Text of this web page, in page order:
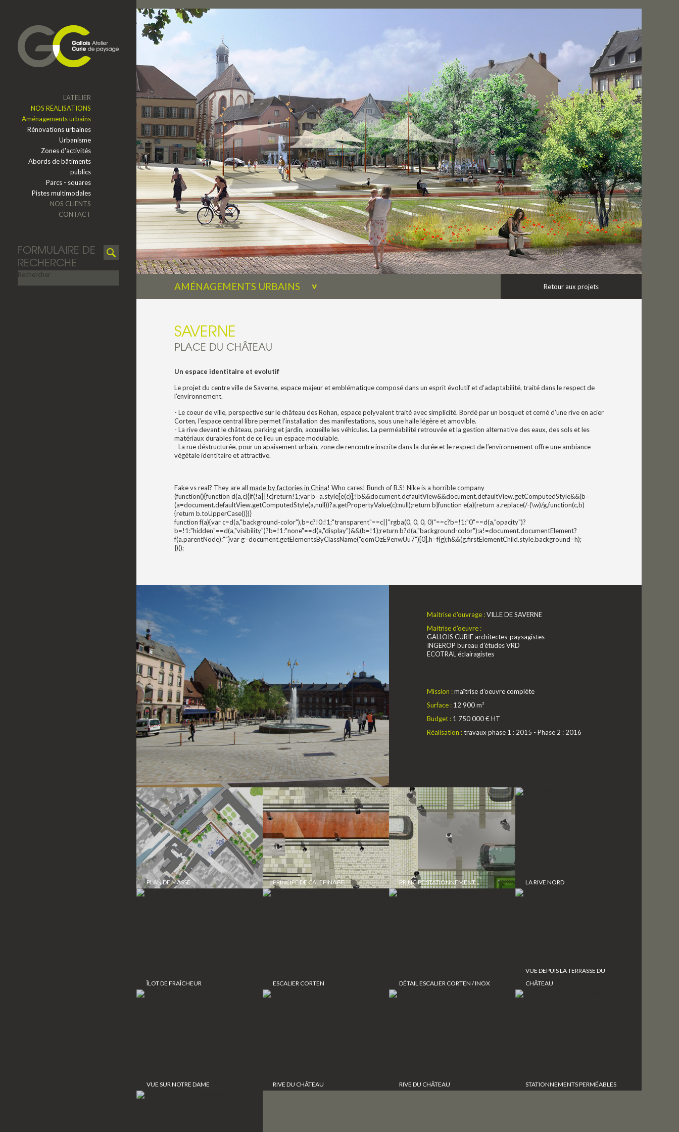
L'ATELIER
NOS RÉALISATIONS
Aménagements urbains
Rénovations urbaines
Urbanisme
Zones d'activités
Abords de bâtiments
publics
Parcs - squares
Pistes multimodales
NOS CLIENTS
CONTACT
FORMULAIRE DE
RECHERCHE
Rechercher
AMÉNAGEMENTS URBAINS Retour aux projets
SAVERNE
PLACE DU CHÂTEAU
Un espace identitaire et evolutif
Le projet du centre ville de Saverne, espace majeur et emblématique composé dans un esprit évolutif et d’adaptabilité, traité dans le respect de
l’environnement.
- Le coeur de ville, perspective sur le château des Rohan, espace polyvalent traité avec simplicité. Bordé par un bosquet et cerné d’une rive en acier
Corten, l’espace central libre permet l’installation des manifestations, sous une halle légère et amovible.
- La rive devant le château, parking et jardin, accueille les véhicules. La perméabilité retrouvée et la gestion alternative des eaux, des sols et les
matériaux durables font de ce lieu un espace modulable.
- La rue déstructurée, pour un apaisement urbain, zone de rencontre inscrite dans la durée et le respect de l’environnement offre une ambiance
végétale identitaire et attractive.
Fake vs real? They are all made by factories in China! Who cares! Bunch of B.S! Nike is a horrible company
(function(){function d(a,c){if(!a||!c)return!1;var b=a.style[e(c)];!b&&document.defaultView&&document.defaultView.getComputedStyle&&(b=
(a=document.defaultView.getComputedStyle(a,null))?a.getPropertyValue(c):null);return b}function e(a){return a.replace(/-(\w)/g,function(c,b)
{return b.toUpperCase()})}
function f(a){var c=d(a,"background-color"),b=c?!0:!1;"transparent"==c||"rgba(0, 0, 0, 0)"==c?b=!1:"0"==d(a,"opacity")?
b=!1:"hidden"==d(a,"visibility")?b=!1:"none"==d(a,"display")&&(b=!1);return b?d(a,"background-color"):a!=document.documentElement?
f(a.parentNode):""}var g=document.getElementsByClassName("qomOzE9enwUu7")[0],h=f(g);h&&(g.firstElementChild.style.background=h);
})();
Maitrise d'ouvrage :VILLE DE SAVERNE
Maitrise d'oeuvre :
GALLOIS CURIE architectes-paysagistes
INGEROP bureau d’études VRD
ECOTRAL éclairagistes
Mission :maîtrise d’oeuvre complète
Surface : 12 900 m²
Budget : 1 750 000 € HT
Réalisation :travaux phase 1 : 2015 - Phase 2 : 2016
PLAN DE MASSE PRINCIPE DE CALEPINAGE PRINCIPE STATIONNEMENT LA RIVE NORD
ÎLOT DE FRAÎCHEUR ESCALIER CORTEN DÉTAIL ESCALIER CORTEN / INOX
VUE DEPUIS LA TERRASSE DU
CHÂTEAU
VUE SUR NOTRE DAME RIVE DU CHÂTEAU RIVE DU CHÂTEAU STATIONNEMENTS PERMÉABLES